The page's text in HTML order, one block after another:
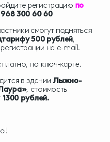
регистрацию по
300 60 60
смогут подняться
500 рублей,
на e-mail.
по ключ-карте.
в здании Лыжно-
, стоимость
1300 рублей.